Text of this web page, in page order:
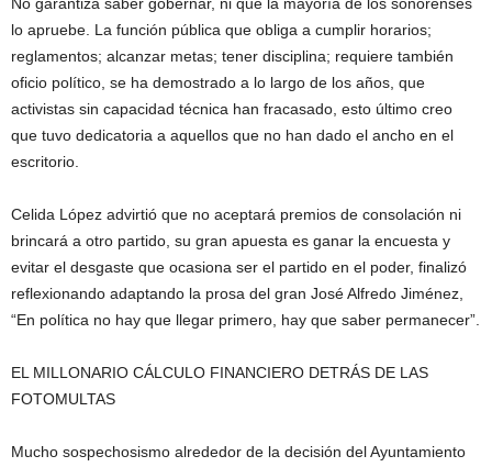
lo apruebe. La función pública que obliga a cumplir horarios;
reglamentos; alcanzar metas; tener disciplina; requiere también
oficio político, se ha demostrado a lo largo de los años, que
activistas sin capacidad técnica han fracasado, esto último creo
que tuvo dedicatoria a aquellos que no han dado el ancho en el
escritorio.
Celida López advirtió que no aceptará premios de consolación ni
brincará a otro partido, su gran apuesta es ganar la encuesta y
evitar el desgaste que ocasiona ser el partido en el poder, finalizó
reflexionando adaptando la prosa del gran José Alfredo Jiménez,
“En política no hay que llegar primero, hay que saber permanecer”.
EL MILLONARIO CÁLCULO FINANCIERO DETRÁS DE LAS
FOTOMULTAS
Mucho sospechosismo alrededor de la decisión del Ayuntamiento